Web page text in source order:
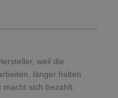
weil die
länger halten
sich bezahlt.